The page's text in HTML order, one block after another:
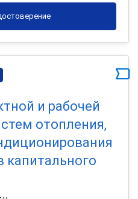
и рабочей
отопления,
капитального